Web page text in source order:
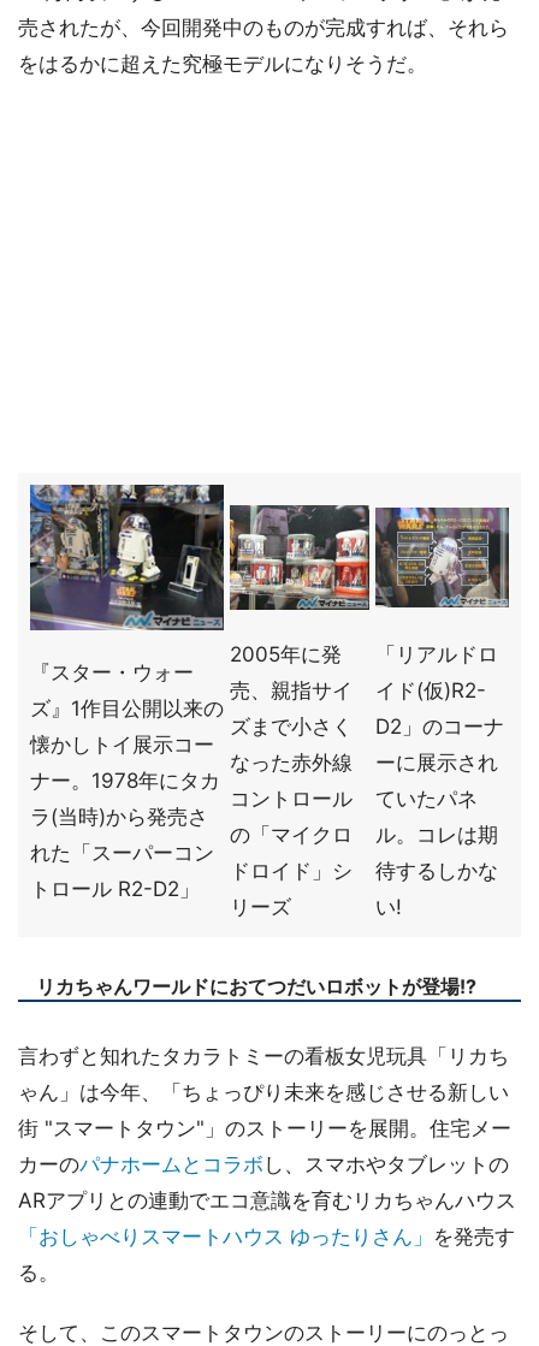
売されたが、今回開発中のものが完成すれば、それら
をはるかに超えた究極モデルになりそうだ。
『スター・ウォー
ズ』1作目公開以来の
懐かしトイ展示コー
ナー。1978年にタカ
ラ(当時)から発売さ
れた「スーパーコン
トロール R2-D2」
2005年に発
売、親指サイ
ズまで小さく
なった赤外線
コントロール
の「マイクロ
ドロイド」シ
リーズ
「リアルドロ
イド(仮)R2-
D2」のコーナ
ーに展示され
ていたパネ
ル。コレは期
待するしかな
い!
リカちゃんワールドにおてつだいロボットが登場!?
言わずと知れたタカラトミーの看板女児玩具「リカち
ゃん」は今年、「ちょっぴり未来を感じさせる新しい
街 "スマートタウン"」のストーリーを展開。住宅メー
カーのパナホームとコラボ し、スマホやタブレットの
ARアプリとの連動でエコ意識を育むリカちゃんハウス
「おしゃべりスマートハウス ゆったりさん」 を発売す
る。
そして、このスマートタウンのストーリーにのっとっ